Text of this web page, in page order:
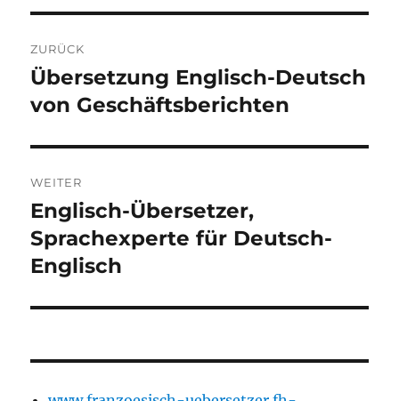
ZURÜCK
Vorheriger
Beitrag:
Übersetzung Englisch-Deutsch
von Geschäftsberichten
WEITER
Nächster
Beitrag:
Englisch-Übersetzer,
Sprachexperte für Deutsch-
Englisch